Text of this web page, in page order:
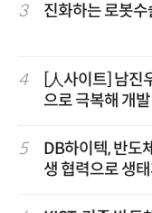
3 진화하는 로봇
4
[人사이트] 남진
으로 극복해 개
5
DB하이텍, 반도
생 협력으로 생